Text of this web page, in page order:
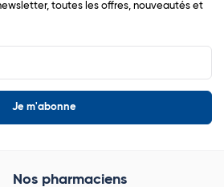
toutes les offres, nouveautés et
Nos pharmaciens